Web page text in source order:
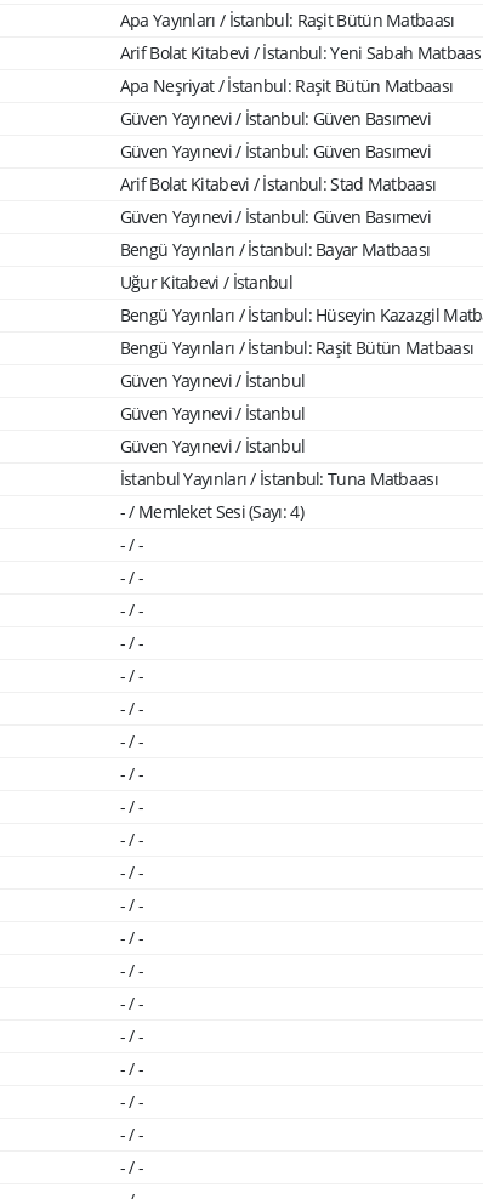
Apa Yayınları / İstanbul: Raşit Bütün Matbaası
Arif Bolat Kitabevi / İstanbul: Yeni Sabah
Apa Neşriyat / İstanbul: Raşit Bütün Matbaası
Güven Yayınevi / İstanbul: Güven Basımevi
Güven Yayınevi / İstanbul: Güven Basımevi
Arif Bolat Kitabevi / İstanbul: Stad Matbaası
Güven Yayınevi / İstanbul: Güven Basımevi
Bengü Yayınları / İstanbul: Bayar Matbaası
Uğur Kitabevi / İstanbul
Bengü Yayınları / İstanbul: Hüseyin Kazazgil
Bengü Yayınları / İstanbul: Raşit Bütün Matbaası
Güven Yayınevi / İstanbul
Güven Yayınevi / İstanbul
Güven Yayınevi / İstanbul
İstanbul Yayınları / İstanbul: Tuna Matbaası
- / Memleket Sesi (Sayı: 4)
- / -
- / -
- / -
- / -
- / -
- / -
- / -
- / -
- / -
- / -
- / -
- / -
- / -
- / -
- / -
- / -
- / -
- / -
- / -
- / -